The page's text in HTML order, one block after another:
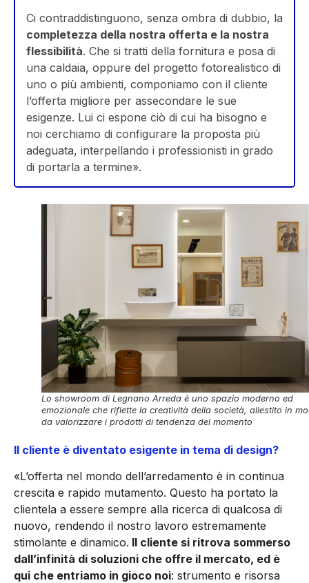
Ci contraddistinguono, senza ombra di dubbio, la
completezza della nostra offerta e la nostra
flessibilità. Che si tratti della fornitura e posa di
una caldaia, oppure del progetto fotorealistico di
uno o più ambienti, componiamo con il cliente
l’offerta migliore per assecondare le sue
esigenze. Lui ci espone ciò di cui ha bisogno e
noi cerchiamo di configurare la proposta più
adeguata, interpellando i professionisti in grado
di portarla a termine».
Lo showroom di Legnano Arreda è uno spazio moderno ed
emozionale che riflette la creatività della società, allestito in
da valorizzare i prodotti di tendenza del momento
Il cliente è diventato esigente in tema di design?
«L’offerta nel mondo dell’arredamento è in continua
crescita e rapido mutamento. Questo ha portato la
clientela a essere sempre alla ricerca di qualcosa di
nuovo, rendendo il nostro lavoro estremamente
stimolante e dinamico. Il cliente si ritrova sommerso
dall’infinità di soluzioni che offre il mercato, ed è
qui che entriamo in gioco noi: strumento e risorsa